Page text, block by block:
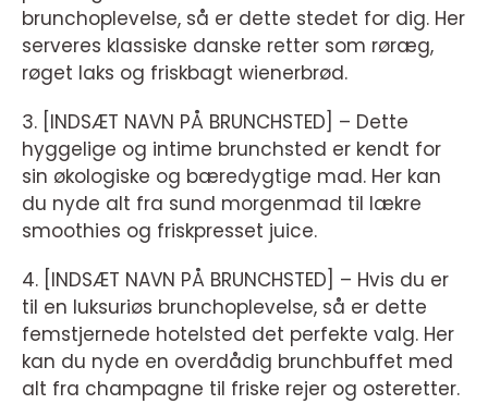
brunchoplevelse, så er dette stedet for dig. Her
serveres klassiske danske retter som røræg,
røget laks og friskbagt wienerbrød.
3. [INDSÆT NAVN PÅ BRUNCHSTED] – Dette
hyggelige og intime brunchsted er kendt for
sin økologiske og bæredygtige mad. Her kan
du nyde alt fra sund morgenmad til lækre
smoothies og friskpresset juice.
4. [INDSÆT NAVN PÅ BRUNCHSTED] – Hvis du er
til en luksuriøs brunchoplevelse, så er dette
femstjernede hotelsted det perfekte valg. Her
kan du nyde en overdådig brunchbuffet med
alt fra champagne til friske rejer og osteretter.